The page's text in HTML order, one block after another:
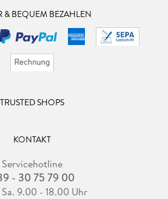
& BEQUEM BEZAHLEN
TRUSTED SHOPS
KONTAKT
Servicehotline
- 30 75 79 00
9.00 - 18.00 Uhr